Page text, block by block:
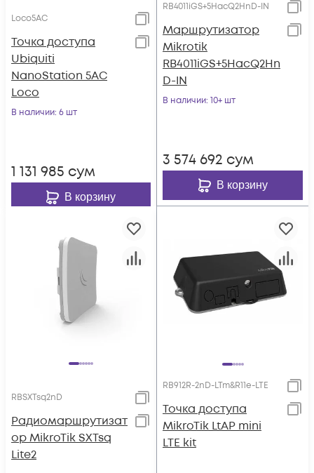
Loco5AC
Точка доступа
Ubiquiti
NanoStation 5AC
Loco
В наличии: 6 шт
1 131 985 сум
В корзину
RB4011iGS+5HacQ2HnD-IN
Маршрутизатор
Mikrotik
RB4011iGS+5HacQ2Hn
D-IN
В наличии: 10+ шт
3 574 692 сум
В корзину
RBSXTsq2nD
Радиомаршрутизат
ор MikroTik SXTsq
Lite2
RB912R-2nD-LTm&R11e-LTE
Точка доступа
MikroTik LtAP mini
LTE kit